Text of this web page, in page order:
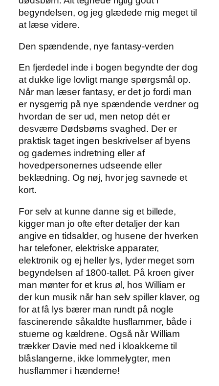
begyndelsen, og jeg glædede mig meget til
at læse videre.
Den spændende, nye fantasy-verden
En fjerdedel inde i bogen begyndte der dog
at dukke lige lovligt mange spørgsmål op.
Når man læser fantasy, er det jo fordi man
er nysgerrig på nye spændende verdner og
hvordan de ser ud, men netop dét er
desværre Dødsbørns svaghed. Der er
praktisk taget ingen beskrivelser af byens
og gadernes indretning eller af
hovedpersonernes udseende eller
beklædning. Og nøj, hvor jeg savnede et
kort.
For selv at kunne danne sig et billede,
kigger man jo ofte efter detaljer der kan
angive en tidsalder, og husene der hverken
har telefoner, elektriske apparater,
elektronik og ej heller lys, lyder meget som
begyndelsen af 1800-tallet. På kroen giver
man mønter for et krus øl, hos William er
der kun musik når han selv spiller klaver, og
for at få lys bærer man rundt på nogle
fascinerende såkaldte husflammer, både i
stuerne og kældrene. Også når William
trækker Davie med ned i kloakkerne til
blåslangerne, ikke lommelygter, men
husflammer i hænderne!